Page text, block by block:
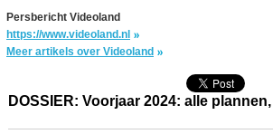
Persbericht Videoland
https://www.videoland.nl
Meer artikels over Videoland
DOSSIER: Voorjaar 2024: alle